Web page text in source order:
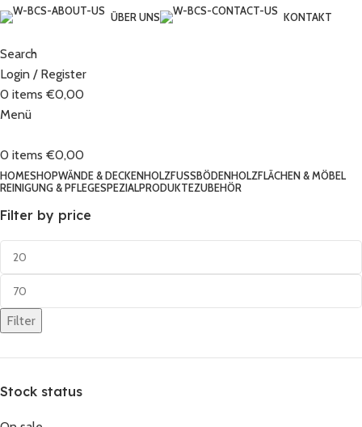
ÜBER UNS KONTAKT
Search
Login / Register
0 items €0,00
Menü
0 items €0,00
HOMESHOPWÄNDE & DECKENHOLZFUSSBÖDEN HOLZFLÄCHEN & MÖBEL
REINIGUNG & PFLEGESPEZIALPRODUKTEZUBEHÖR
Filter by price
Filter
Stock status